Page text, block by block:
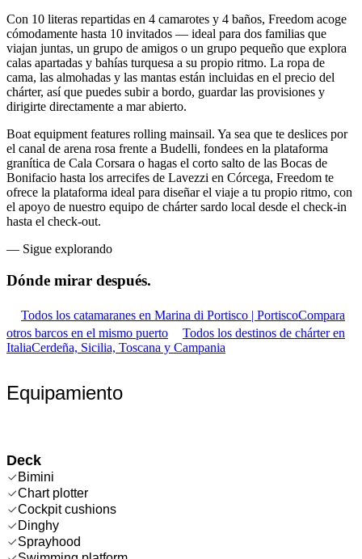
Con 10 literas repartidas en 4 camarotes y 4 baños, Freedom acoge
cómodamente hasta 10 invitados — ideal para dos familias que
viajan juntas, un grupo de amigos o un grupo pequeño que explora
calas apartadas y bahías turquesa a su propio ritmo. La ropa de
cama, las almohadas y las mantas están incluidas en el precio del
chárter, así que puedes subir a bordo, guardar las provisiones y
dirigirte directamente a mar abierto.
Boat equipment features rolling mainsail. Ya sea que te deslices por
el canal de arena rosa frente a Budelli, fondees en la plataforma
granítica de Cala Corsara o hagas el corto salto de las Bocas de
Bonifacio hasta los arrecifes de Lavezzi en Córcega, Freedom te
ofrece la plataforma ideal para diseñar el viaje a tu propio ritmo, con
el apoyo de nuestro equipo de chárter sardo local desde el check-in
hasta el check-out.
— Sigue explorando
Dónde mirar después.
Todos los catamaranes en Marina di Portisco | PortiscoCompara
otros barcos en el mismo puerto
Todos los destinos de chárter en
ItaliaCerdeña, Sicilia, Toscana y Campania
Equipamiento
Deck
Bimini
Chart plotter
Cockpit cushions
Dinghy
Sprayhood